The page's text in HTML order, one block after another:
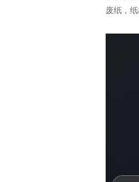
废纸，